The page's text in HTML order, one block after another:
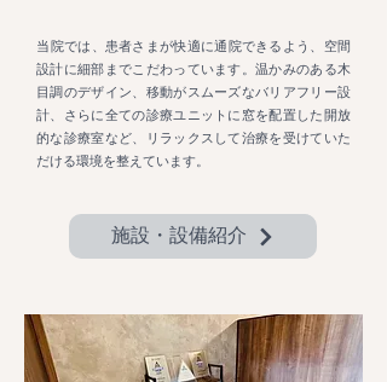
当院では、患者さまが快適に通院できるよう、空間
設計に細部までこだわっています。温かみのある木
目調のデザイン、移動がスムーズなバリアフリー設
計、さらに全ての診療ユニットに窓を配置した開放
的な診療室など、リラックスして治療を受けていた
だける環境を整えています。
施設・設備紹介